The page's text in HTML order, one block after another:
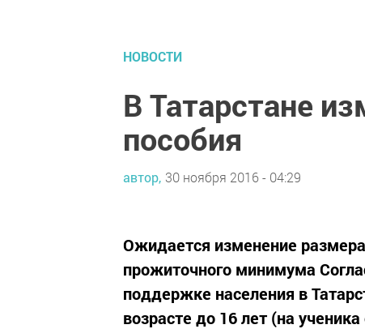
НОВОСТИ
В Татарстане
пособия
автор, 30 ноября 2016 - 04:29
Ожидается изменение
прожиточного минимума
поддержке населения в
возрасте до 16 лет (на